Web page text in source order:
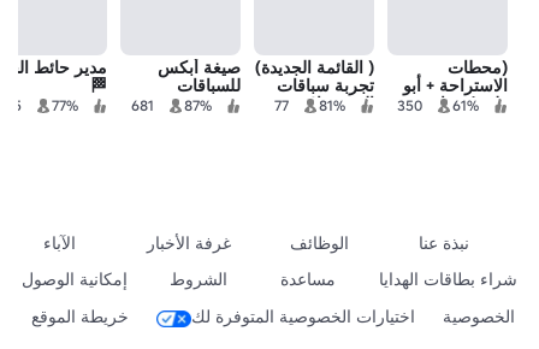
(محطات
الاستراحة + أبو
ظبي) سباق
61%
350
( القائمة الجديدة)
تجربة سباقات
الفورمولا
81%
77
صيغة أبكس
للسباقات
87%
681
مدير حائط
🏁
77%
نبذة عنا الوظائف غرفة الأخبار
الآباء
شراء بطاقات الهدايا
مساعدة الشروط
إمكانية الوصول
الخصوصية
اختيارات الخصوصية المتوفرة لك خريطة الموقع